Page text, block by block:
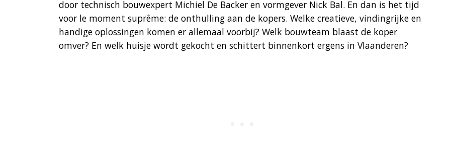
door technisch bouwexpert Michiel De Backer en vormgever Nick Bal. En dan is het tijd
voor le moment suprême: de onthulling aan de kopers. Welke creatieve, vindingrijke en
handige oplossingen komen er allemaal voorbij? Welk bouwteam blaast de koper
omver? En welk huisje wordt gekocht en schittert binnenkort ergens in Vlaanderen?